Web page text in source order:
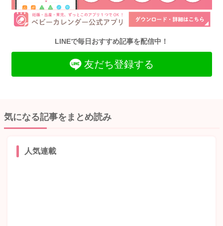
LINEで毎日おすすめ記事を配信中！
友だち登録する
気になる記事をまとめ読み
人気連載